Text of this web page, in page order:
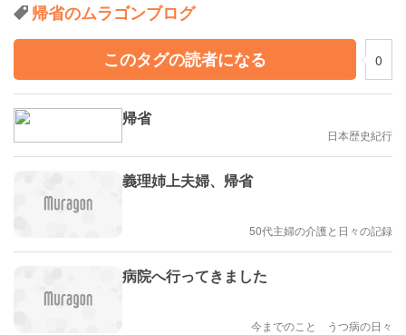
帰省のムラゴンブログ
このタグの読者になる
0
帰省
日本歴史紀行
義理姉上夫婦、帰省
50代主婦の介護と日々の記録
病院へ行ってきました
今までのこと うつ病の日々